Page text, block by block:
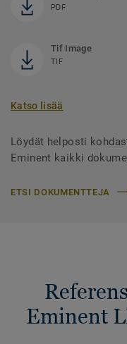
PDF
Tif Image
TIF
Katso lisää
Löydät helposti
Eminent kaikki
ETSI DOKUMENTTEJA
Eminent